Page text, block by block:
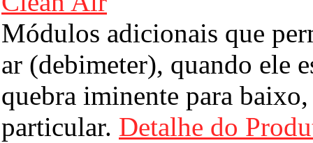
Módulos adicionais que
ar (debimeter), quando ele
quebra iminente para
particular. Detalhe do